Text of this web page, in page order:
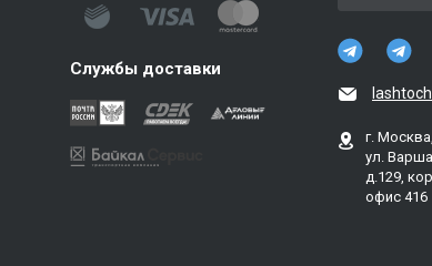
Службы доставки
г.
ул.
д.129,
офис 416